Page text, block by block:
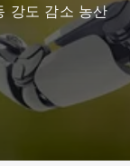
강도 감소 농산